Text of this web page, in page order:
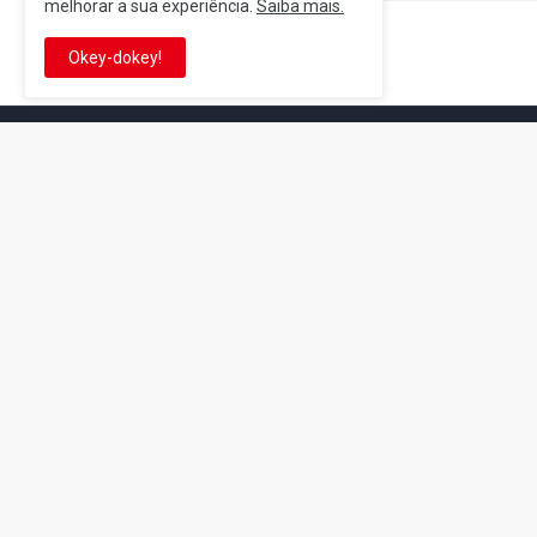
melhorar a sua experiência. Saiba mais.
Okey-dokey!